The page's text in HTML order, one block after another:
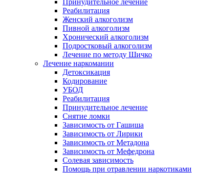
Принудительное лечение
Реабилитация
Женский алкоголизм
Пивной алкоголизм
Хронический алкоголизм
Подростковый алкоголизм
Лечение по методу Шичко
Лечение наркомании
Детоксикация
Кодирование
УБОД
Реабилитация
Принудительное лечение
Снятие ломки
Зависимость от Гашиша
Зависимость от Лирики
Зависимость от Метадона
Зависимость от Мефедрона
Солевая зависимость
Помощь при отравлении наркотиками